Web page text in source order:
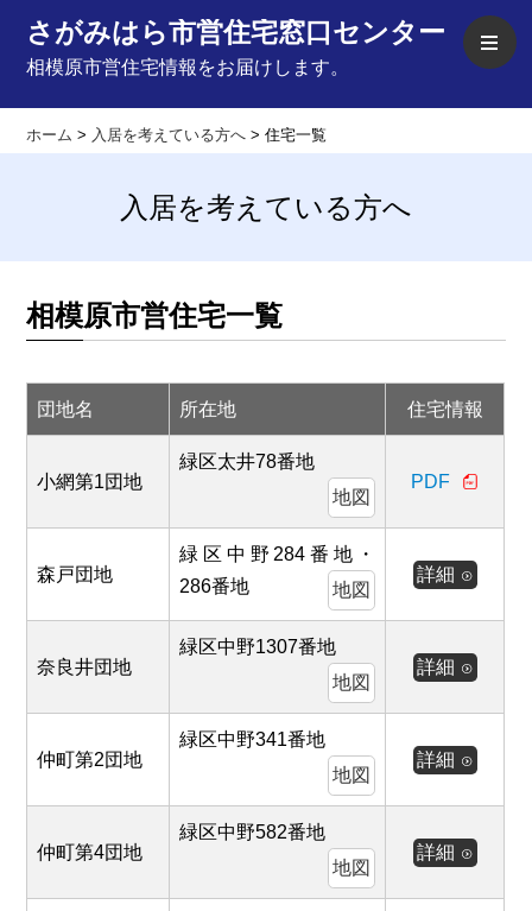
さがみはら市営住宅窓口センター
相模原市営住宅情報をお届けします。
ホーム > 入居を考えている方へ >住宅一覧
入居を考えている方へ
相模原市営住宅一覧
団地名 所在地 住宅情報
小網第1団地
緑区太井78番地
地図
PDF
森戸団地
緑区中野284番地・
286番地
地図
詳細
奈良井団地
緑区中野1307番地
地図
詳細
仲町第2団地
緑区中野341番地
地図
詳細
仲町第4団地
緑区中野582番地
地図
詳細